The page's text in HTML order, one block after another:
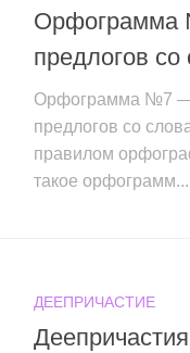
Орфограмма
предлогов
Орфограмма №7 —
предлогов со
правилом
такое орфограмм...
ДЕЕПРИЧАСТИЕ
Деепричастия